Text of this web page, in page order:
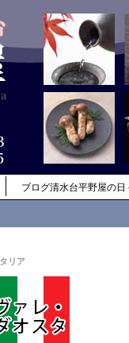
ブログ清水台平野屋の日
リア